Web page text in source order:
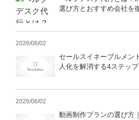
選び方とおすすめ会社を
2026/06/02
セールスイネーブルメン
人化を解消する4ステップ
2026/06/02
動画制作プランの選び方